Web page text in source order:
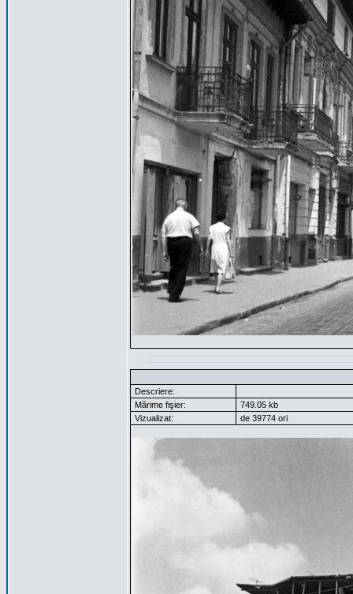
Descriere:
Mărime fişier:
749.05 kb
Vizualizat:
de 39774 ori